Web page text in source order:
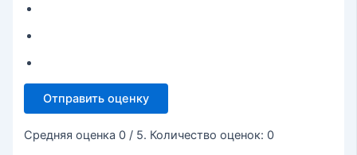
Отправить оценку
Средняя оценка 0 / 5. Количество оценок: 0